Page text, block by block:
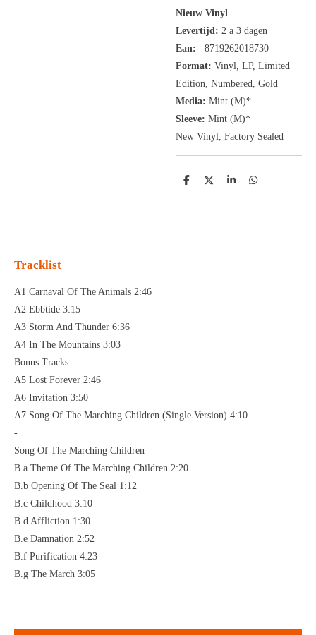
Nieuw Vinyl
Levertijd: 2 a 3 dagen
Ean:
8719262018730
Format: Vinyl, LP, Limited
Edition, Numbered, Gold
Media: Mint (M)*
Sleeve: Mint (M)*
New Vinyl, Factory Sealed
D
D
S
D
Tracklist
A1 Carnaval Of The Animals 2:46
A2 Ebbtide 3:15
A3 Storm And Thunder 6:36
A4 In The Mountains 3:03
Bonus Tracks
A5 Lost Forever 2:46
A6 Invitation 3:50
A7 Song Of The Marching Children (Single Version) 4:10
-
Song Of The Marching Children
B.a Theme Of The Marching Children 2:20
B.b Opening Of The Seal 1:12
B.c Childhood 3:10
B.d Affliction 1:30
B.e Damnation 2:52
B.f Purification 4:23
B.g The March 3:05